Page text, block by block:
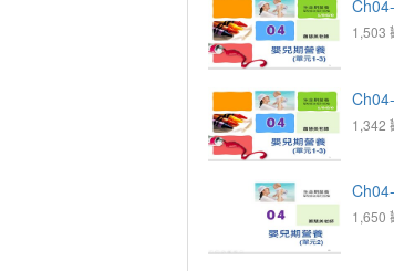
1,503
1,342
1,650